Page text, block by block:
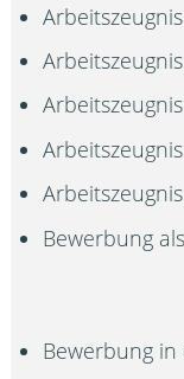
Bewerbung
Bewerbung in